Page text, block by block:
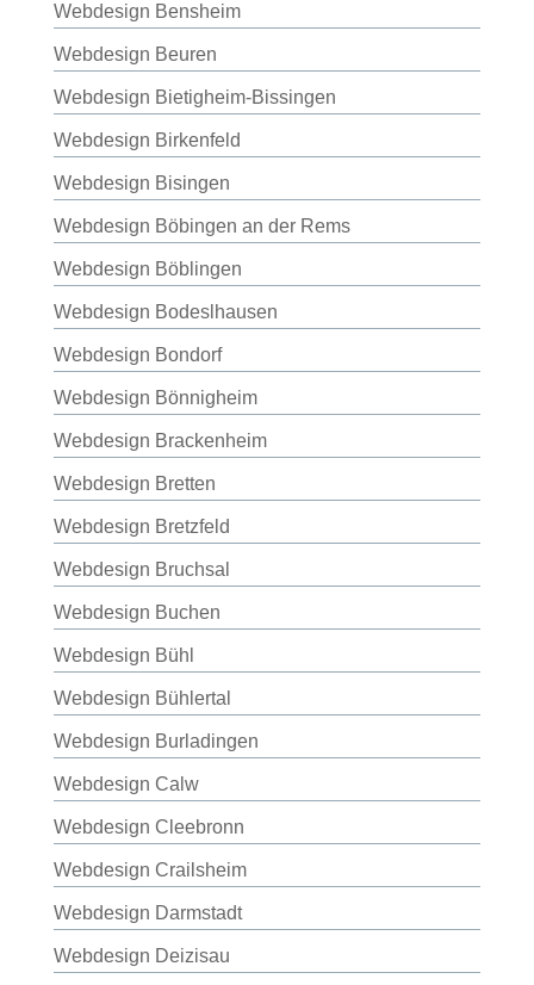
Webdesign Bensheim
Webdesign Beuren
Webdesign Bietigheim-Bissingen
Webdesign Birkenfeld
Webdesign Bisingen
Webdesign Böbingen an der Rems
Webdesign Böblingen
Webdesign Bodeslhausen
Webdesign Bondorf
Webdesign Bönnigheim
Webdesign Brackenheim
Webdesign Bretten
Webdesign Bretzfeld
Webdesign Bruchsal
Webdesign Buchen
Webdesign Bühl
Webdesign Bühlertal
Webdesign Burladingen
Webdesign Calw
Webdesign Cleebronn
Webdesign Crailsheim
Webdesign Darmstadt
Webdesign Deizisau